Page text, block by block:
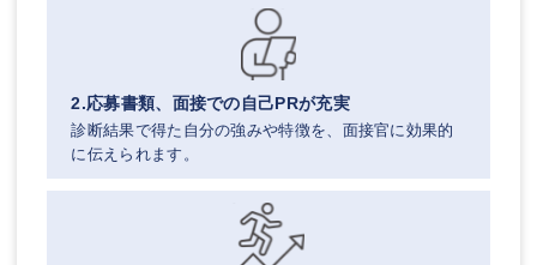
2.応募書類、面接での自己PRが充実
診断結果で得た自分の強みや特徴を、面接官に効果的
に伝えられます。